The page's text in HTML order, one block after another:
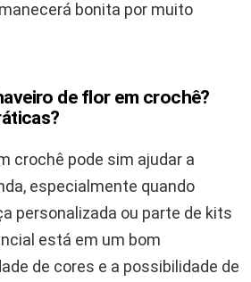
bonita por muito
de flor em crochê?
crochê pode sim ajudar a
especialmente quando
personalizada ou parte de kits
está em um bom
de cores e a possibilidade de